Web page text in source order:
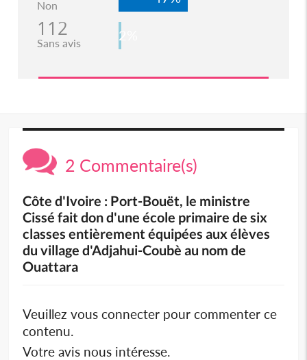
Non
112
Sans avis 2%
2 Commentaire(s)
Côte d'Ivoire : Port-Bouët, le ministre
Cissé fait don d'une école primaire de six
classes entièrement équipées aux élèves
du village d'Adjahui-Coubè au nom de
Ouattara
Veuillez vous connecter pour commenter ce
contenu.
Votre avis nous intéresse.